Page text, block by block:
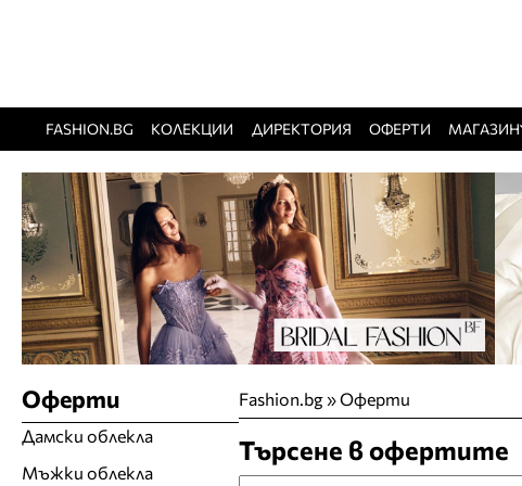
FASHION.BG КОЛЕКЦИИ ДИРЕКТОРИЯ ОФЕРТИ МАГАЗИН
Fashion.bg»Оферти
Търсене в офертите
Оферти
Дамски облекла
Мъжки облекла